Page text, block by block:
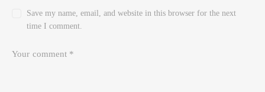
Save my name, email, and website in this browser for the next
time I comment.